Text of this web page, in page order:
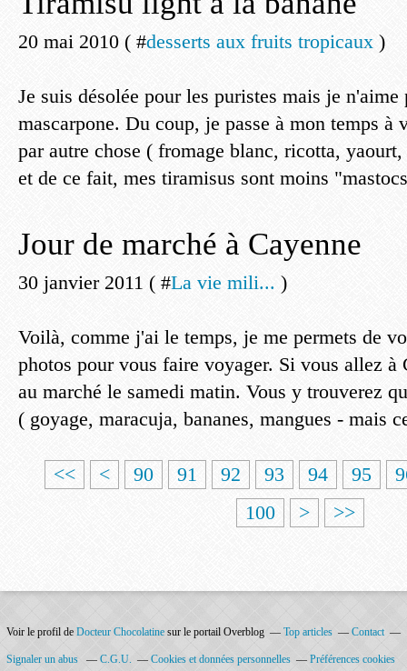
20 mai 2010 ( #desserts aux fruits tropicaux )
Je suis désolée pour les puristes mais je n'aime
mascarpone. Du coup, je passe à mon temps à
par autre chose ( fromage blanc, ricotta,
et de ce fait, mes tiramisus sont moins
Jour de marché à Cayenne
30 janvier 2011 ( #La vie mili... )
Voilà, comme j'ai le temps, je me permets de
photos pour vous faire voyager. Si vous allez
au marché le samedi matin. Vous y trouverez
( goyage, maracuja, bananes, mangues - mais
<< <
1
2
3
4
5
6
7
8
90 91 92 93 94 95
100
> >>
Voir le profil de Docteur Chocolatine sur le portail Overblog Top articles Contact
Signaler un abus C.G.U. Cookies et données personnelles Préférences cookies